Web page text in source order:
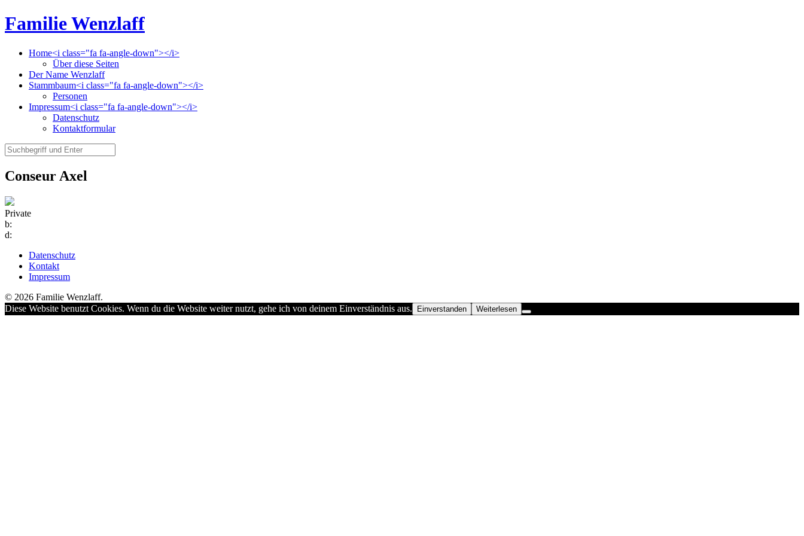
Familie Wenzlaff
Home<i class="fa fa-angle-down"></i>
Über diese Seiten
Der Name Wenzlaff
Stammbaum<i class="fa fa-angle-down"></i>
Personen
Impressum<i class="fa fa-angle-down"></i>
Datenschutz
Kontaktformular
Conseur Axel
Private
b:
d:
Datenschutz
Kontakt
Impressum
© 2026 Familie Wenzlaff.
Diese Website benutzt Cookies. Wenn du die Website weiter nutzt, gehe ich von deinem Einverständnis aus.
Einverstanden Weiterlesen